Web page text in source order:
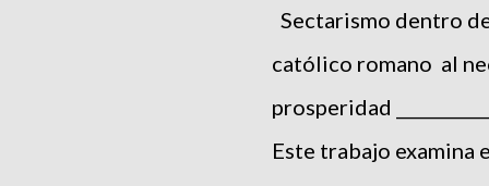
Sectarismo dentro
católico romano al
prosperidad
Este trabajo examina